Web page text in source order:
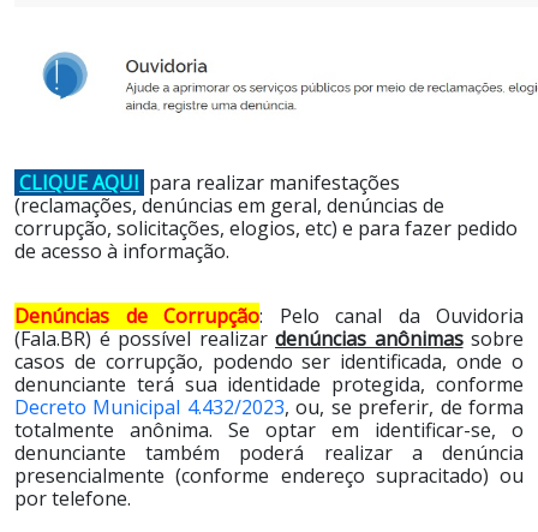
CLIQUE AQUI para realizar manifestações
(reclamações, denúncias em geral, denúncias de
corrupção, solicitações, elogios, etc) e para fazer pedido
de acesso à informação.
Denúncias de Corrupção: Pelo canal da Ouvidoria
(Fala.BR) é possível realizar denúncias anônimassobre
casos de corrupção, podendo ser identificada, onde o
denunciante terá sua identidade protegida, conforme
Decreto Municipal 4.432/2023, ou, se preferir, de forma
totalmente anônima. Se optar em identificar-se, o
denunciante também poderá realizar a denúncia
presencialmente (conforme endereço supracitado) ou
por telefone.